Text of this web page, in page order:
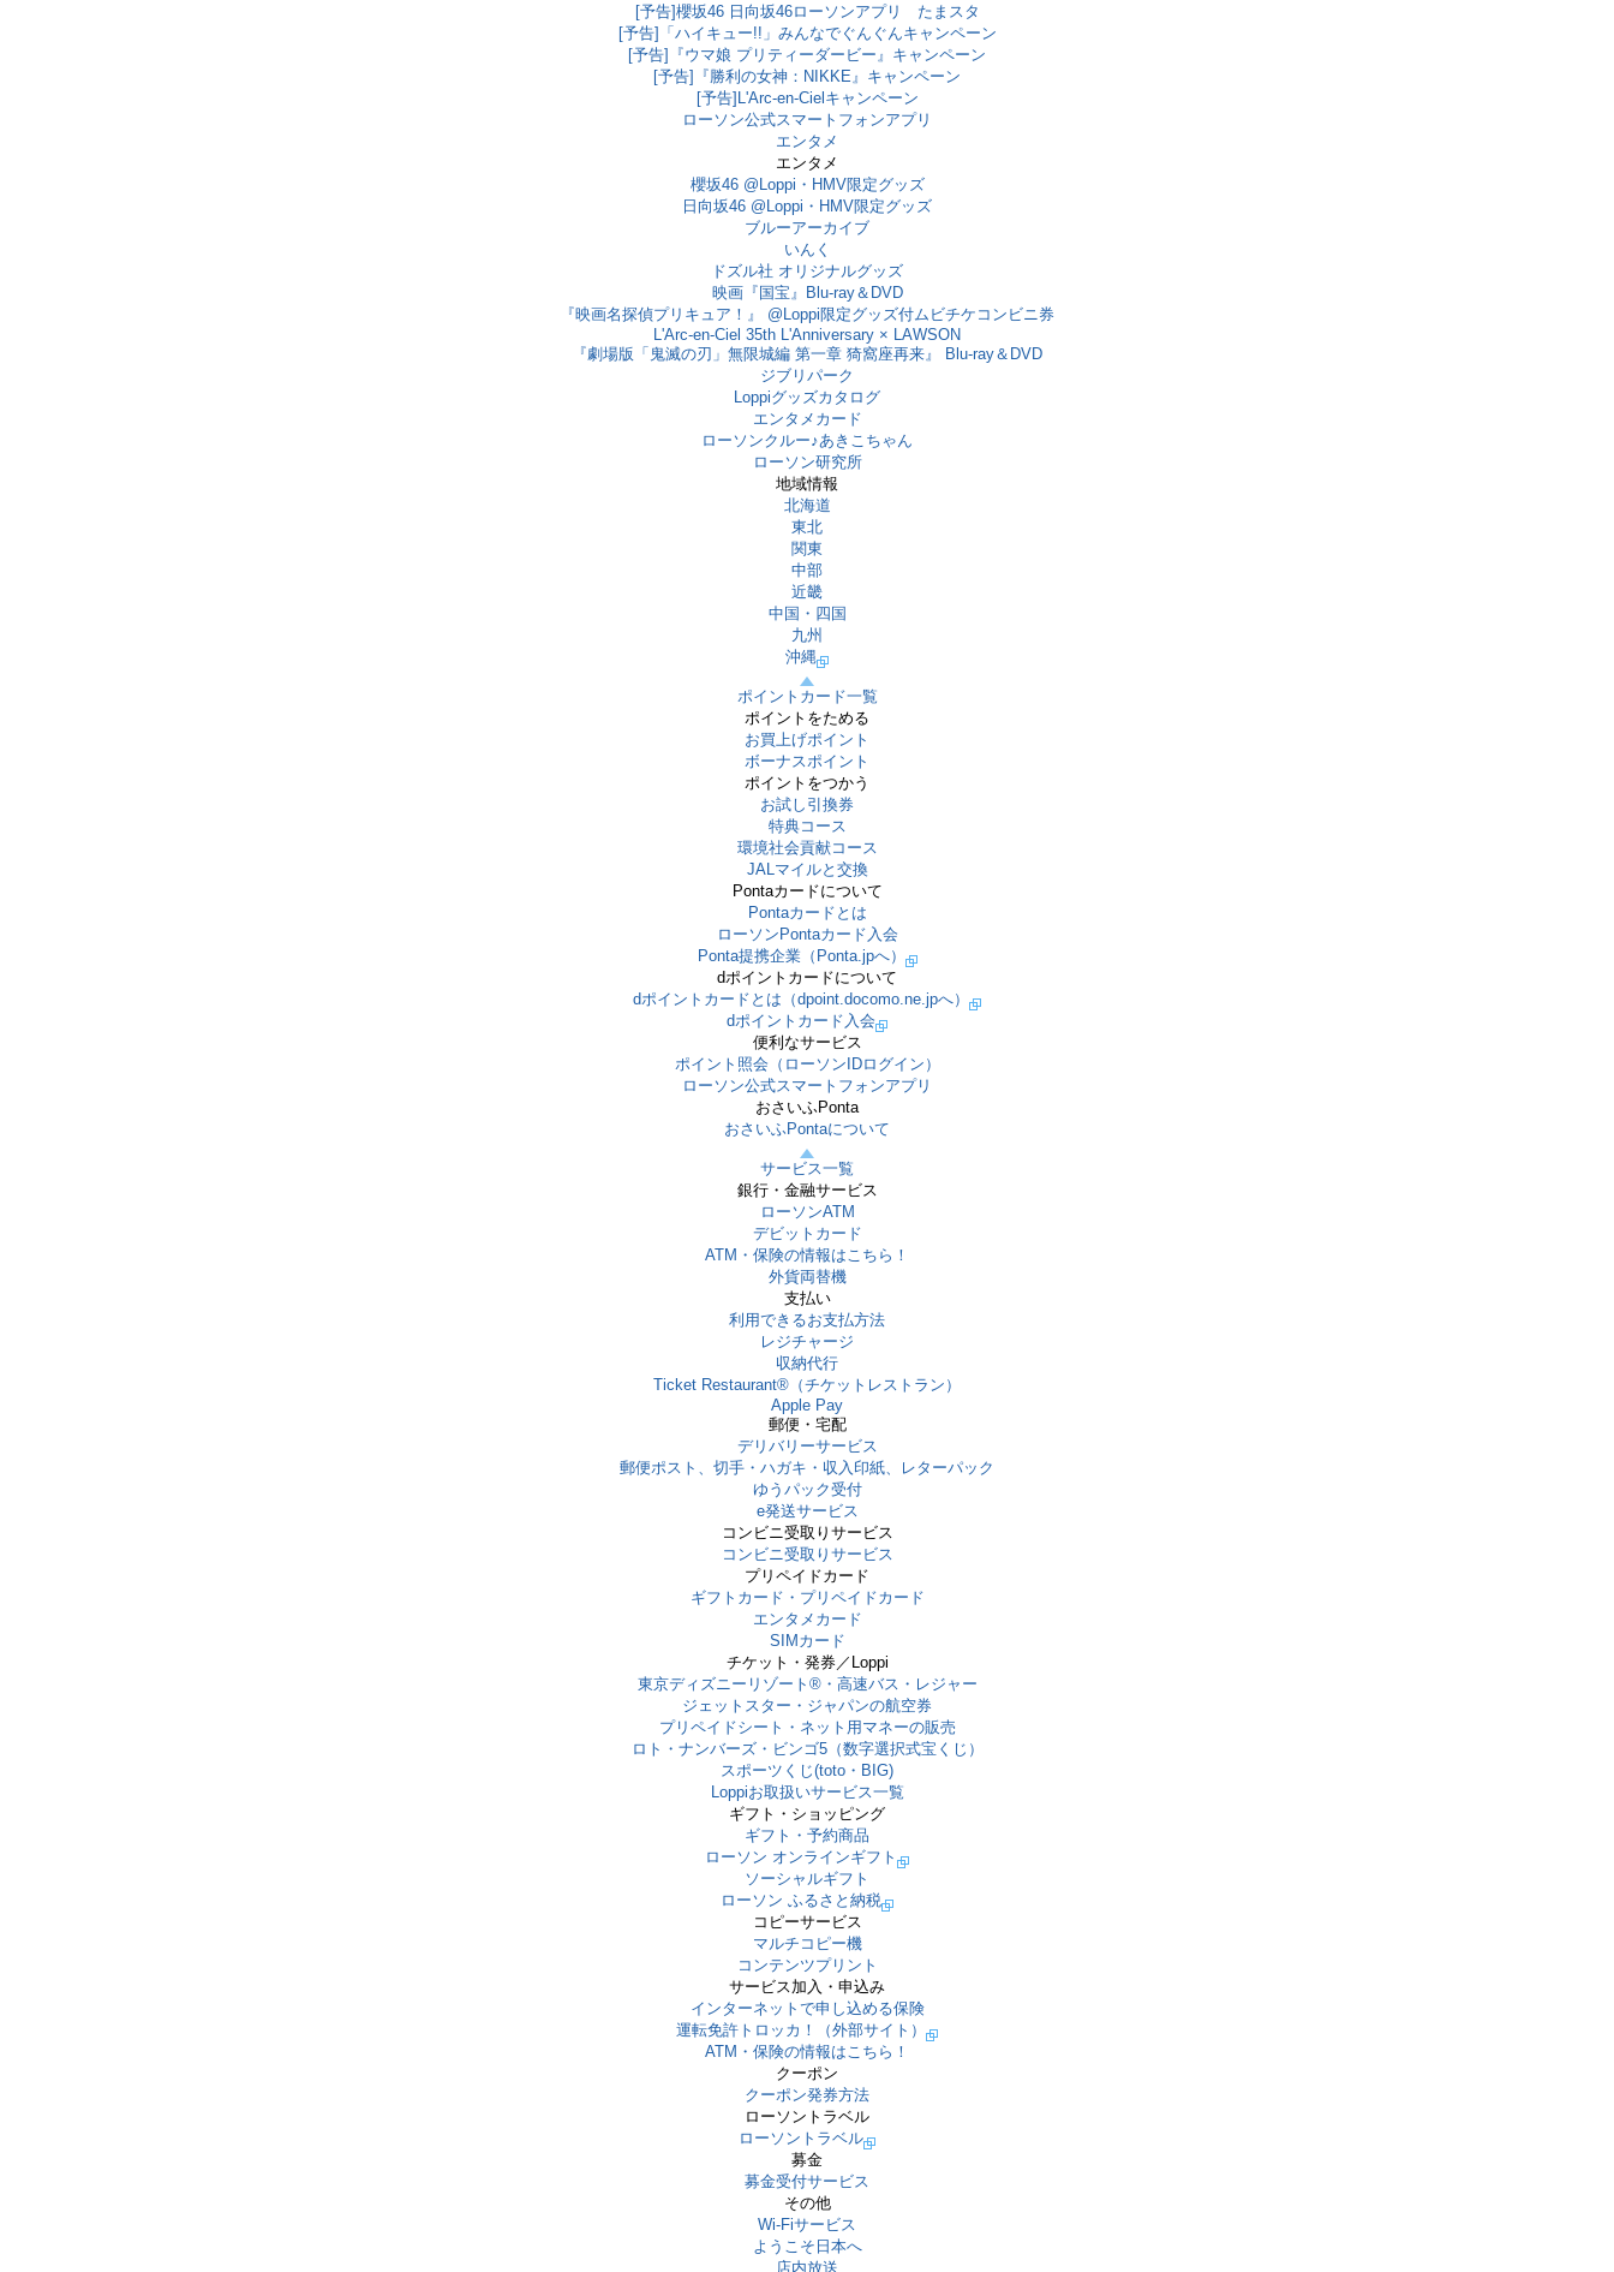
[予告]櫻坂46 日向坂46ローソンアプリ たまスタ
[予告]「ハイキュー!!」みんなでぐんぐんキャンペーン
[予告]『ウマ娘 プリティーダービー』キャンペーン
[予告]『勝利の女神：NIKKE』キャンペーン
[予告]L'Arc-en-Cielキャンペーン
ローソン公式スマートフォンアプリ
エンタメ
エンタメ
櫻坂46 @Loppi・HMV限定グッズ
日向坂46 @Loppi・HMV限定グッズ
ブルーアーカイブ
いんく
ドズル社 オリジナルグッズ
映画『国宝』Blu-ray＆DVD
『映画名探偵プリキュア！』 @Loppi限定グッズ付ムビチケコンビニ券
L'Arc-en-Ciel 35th L'Anniversary × LAWSON
『劇場版「鬼滅の刃」無限城編 第一章 猗窩座再来』 Blu-ray＆DVD
ジブリパーク
Loppiグッズカタログ
エンタメカード
ローソンクルー♪あきこちゃん
ローソン研究所
地域情報
北海道
東北
関東
中部
近畿
中国・四国
九州
沖縄
ポイントカード一覧
ポイントをためる
お買上げポイント
ボーナスポイント
ポイントをつかう
お試し引換券
特典コース
環境社会貢献コース
JALマイルと交換
Pontaカードについて
Pontaカードとは
ローソンPontaカード入会
Ponta提携企業（Ponta.jpへ）
dポイントカードについて
dポイントカードとは（dpoint.docomo.ne.jpへ）
dポイントカード入会
便利なサービス
ポイント照会（ローソンIDログイン）
ローソン公式スマートフォンアプリ
おさいふPonta
おさいふPontaについて
サービス一覧
銀行・金融サービス
ローソンATM
デビットカード
ATM・保険の情報はこちら！
外貨両替機
支払い
利用できるお支払方法
レジチャージ
収納代行
Ticket Restaurant®（チケットレストラン）
Apple Pay
郵便・宅配
デリバリーサービス
郵便ポスト、切手・ハガキ・収入印紙、レターパック
ゆうパック受付
e発送サービス
コンビニ受取りサービス
コンビニ受取りサービス
プリペイドカード
ギフトカード・プリペイドカード
エンタメカード
SIMカード
チケット・発券／Loppi
東京ディズニーリゾート®・⾼速バス・レジャー
ジェットスター・ジャパンの航空券
プリペイドシート・ネット用マネーの販売
ロト・ナンバーズ・ビンゴ5（数字選択式宝くじ）
スポーツくじ(toto・BIG)
Loppiお取扱いサービス一覧
ギフト・ショッピング
ギフト・予約商品
ローソン オンラインギフト
ソーシャルギフト
ローソン ふるさと納税
コピーサービス
マルチコピー機
コンテンツプリント
サービス加入・申込み
インターネットで申し込める保険
運転免許トロッカ！（外部サイト）
ATM・保険の情報はこちら！
クーポン
クーポン発券方法
ローソントラベル
ローソントラベル
募金
募金受付サービス
その他
Wi-Fiサービス
ようこそ日本へ
店内放送